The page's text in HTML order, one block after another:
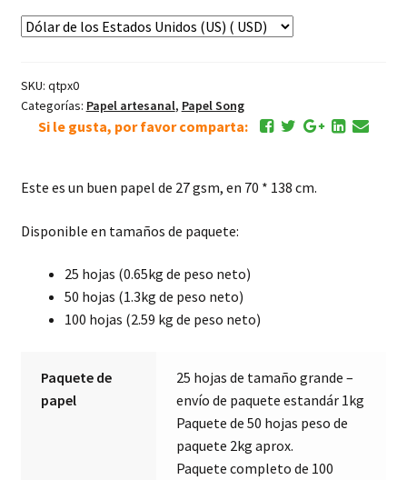
de
SKU: qtpx0
Categorías: Papel artesanal, Papel Song
Si le gusta, por favor comparta:
Este es un buen papel de 27 gsm, en 70 * 138 cm.
Disponible en tamaños de paquete:
25 hojas (0.65kg de peso neto)
50 hojas (1.3kg de peso neto)
100 hojas (2.59 kg de peso neto)
Paquete de
papel
25 hojas de tamaño grande –
envío de paquete estandár 1kg
Paquete de 50 hojas peso de
paquete 2kg aprox.
Paquete completo de 100